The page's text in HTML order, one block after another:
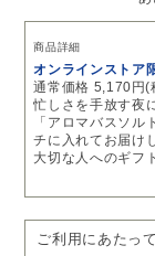
商品詳細
オンラインストア
通常価格 5,170円
忙しさを手放す夜
「アロマバスソ
チに入れてお届け
大切な人へのギフ
［COLUMN］気
セットのアイテム
・アロマバスソルト
ご利用にあたって